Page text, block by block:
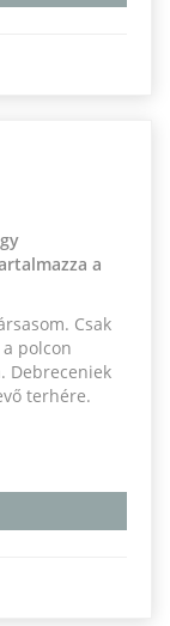
a
Csak
polcon
Debreceniek
terhére.